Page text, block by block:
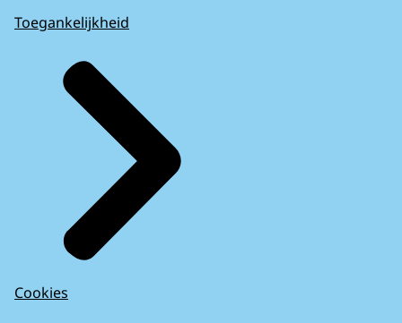
Toegankelijkheid
Cookies